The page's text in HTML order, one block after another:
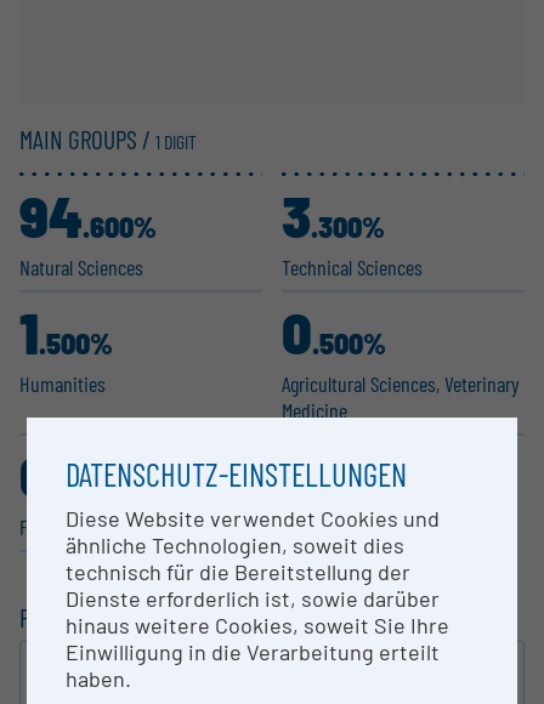
MAIN GROUPS / 1 DIGIT
Natural Sciences
94.600%
Technical Sciences
3.300%
Humanities
1.500%
Agricul­tural Sciences, Veterinary
Medicine
0.500%
Fine / Visual Arts
0 .100%
FILTERING
FULL-TEXT SEARCH
DATENSCHUTZ-EINSTELLUNGEN
Diese Website verwendet Cookies und
ähnliche Technologien, soweit dies
technisch für die Bereitstellung der
Dienste erforderlich ist, sowie darüber
hinaus weitere Cookies, soweit Sie Ihre
Einwilligung in die Verarbeitung erteilt
haben.